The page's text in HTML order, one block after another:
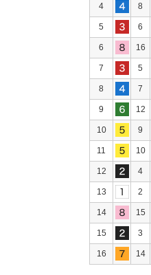
4 8
5 6
6 16
7 5
8 7
9 12
10 9
11 10
12 4
13 2
14 15
15 3
16 14